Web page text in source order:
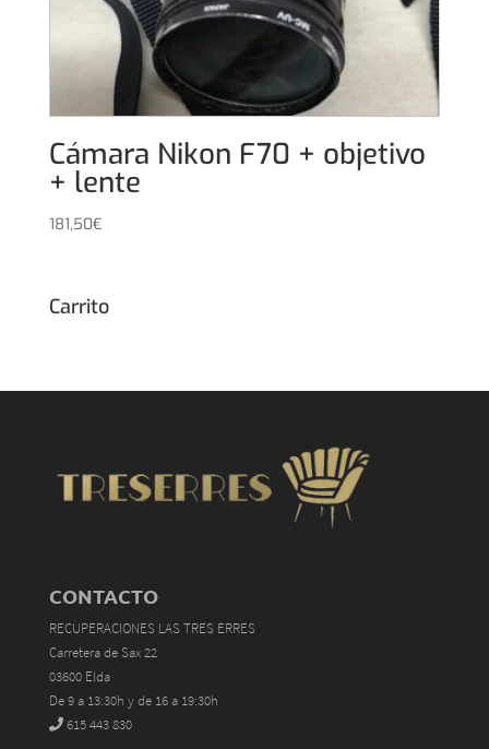
Cámara Nikon F70 + objetivo
+ lente
181,50€
Carrito
CONTACTO
RECUPERACIONES LAS TRES ERRES
Carretera de Sax 22
03600 Elda
De 9 a 13:30h y de 16 a 19:30h
615 443 830